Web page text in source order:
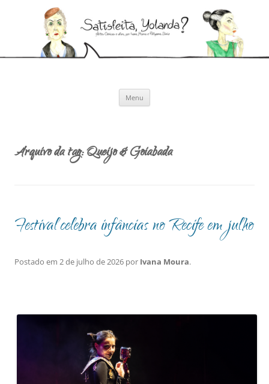
Menu
Arquivo da tag:Queijo & Goiabada
Festival celebra infâncias no Recife em julho
Postado em 2 de julho de 2026 por Ivana Moura.